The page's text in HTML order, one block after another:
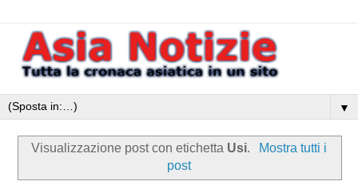
▼
Visualizzazione post con etichetta Usi.
Mostra tutti i
post